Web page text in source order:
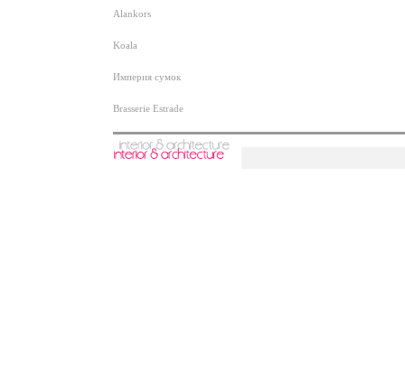
Alankors
Koala
Империя сумок
Brasserie Estrade